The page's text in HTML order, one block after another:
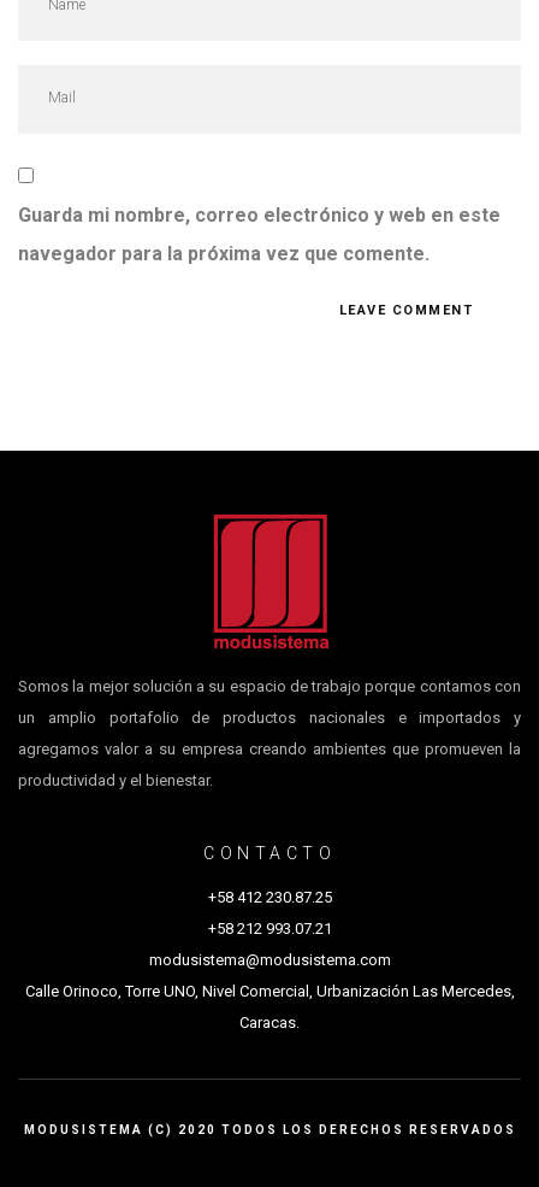
Guarda mi nombre, correo electrónico y web en este
navegador para la próxima vez que comente.
Somos la mejor solución a su espacio de trabajo porque contamos con
un amplio portafolio de productos nacionales e importados y
agregamos valor a su empresa creando ambientes que promueven la
productividad y el bienestar.
CONTACTO
+58 412 230.87.25
+58 212 993.07.21
modusistema@modusistema.com
Calle Orinoco, Torre UNO, Nivel Comercial, Urbanización Las Mercedes,
Caracas.
MODUSISTEMA (C) 2020 TODOS LOS DERECHOS RESERVADOS